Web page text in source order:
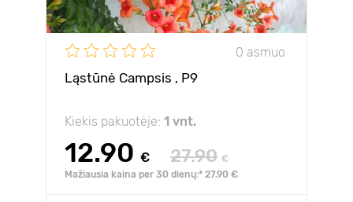
0 asmuo
Ląstūnė Campsis , P9
Kiekis pakuotėje: 1 vnt.
12.90 € 27.90 €
Mažiausia kaina per 30 dienų:* 27.90 €